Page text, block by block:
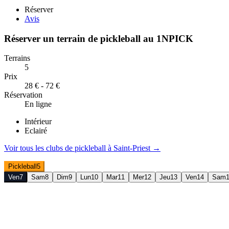
Réserver
Avis
Réserver un terrain de pickleball au 1NPICK
Terrains
5
Prix
28 € - 72 €
Réservation
En ligne
Intérieur
Eclairé
Voir tous les clubs de pickleball à Saint-Priest →
Pickleball 5
Ven7 Sam8 Dim9 Lun10 Mar11 Mer12 Jeu13 Ven14 Sam